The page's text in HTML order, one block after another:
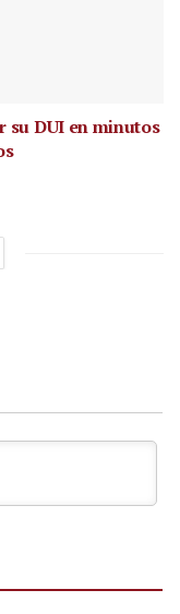
su DUI en minutos